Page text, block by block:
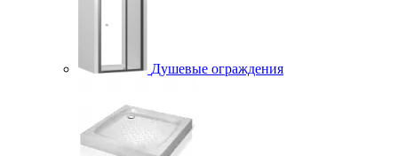
Душевые ограждения